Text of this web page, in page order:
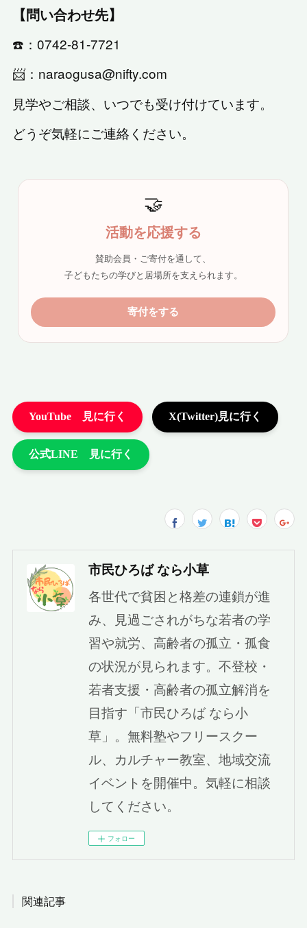
【問い合わせ先】
☎️：0742-81-7721
📨：naraogusa@nifty.com
見学やご相談、いつでも受け付けています。
どうぞ気軽にご連絡ください。
市民ひろば なら小草
各世代で貧困と格差の連鎖が進
み、見過ごされがちな若者の学
習や就労、高齢者の孤立・孤食
の状況が見られます。不登校・
若者支援・高齢者の孤立解消を
目指す「市民ひろば なら小
草」。無料塾やフリースクー
ル、カルチャー教室、地域交流
イベントを開催中。気軽に相談
してください。
フォロー
関連記事